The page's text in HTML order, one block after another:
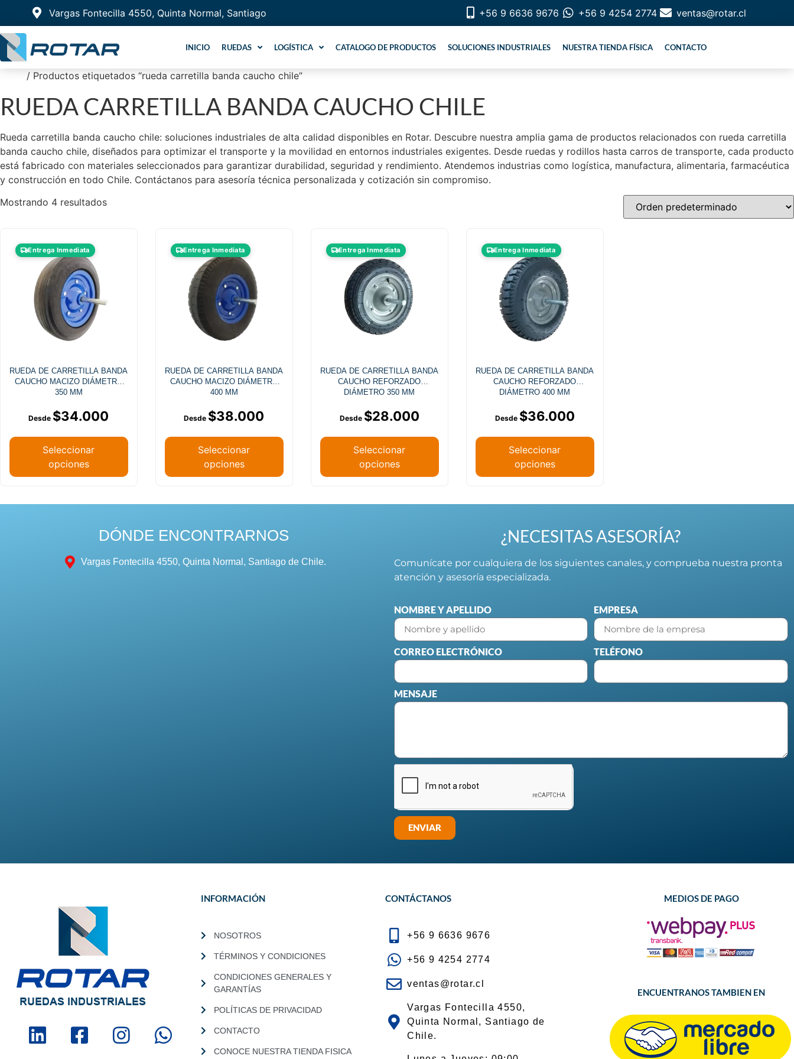
Vargas Fontecilla 4550, Quinta Normal, Santiago +56 9 6636 9676 +56 9 4254 2774 ventas@rotar.cl
INICIO RUEDAS LOGÍSTICA CATALOGO DE PRODUCTOS SOLUCIONES INDUSTRIALES NUESTRA TIENDA FÍSICA CONTACTO
/ Productos etiquetados “rueda carretilla banda caucho chile”
RUEDA CARRETILLA BANDA CAUCHO CHILE
Rueda carretilla banda caucho chile: soluciones industriales de alta calidad disponibles en Rotar. Descubre nuestra amplia gama de productos relacionados con rueda carretilla
banda caucho chile, diseñados para optimizar el transporte y la movilidad en entornos industriales exigentes. Desde ruedas y rodillos hasta carros de transporte, cada producto
está fabricado con materiales seleccionados para garantizar durabilidad, seguridad y rendimiento. Atendemos industrias como logística, manufactura, alimentaria, farmacéutica
y construcción en todo Chile. Contáctanos para asesoría técnica personalizada y cotización sin compromiso.
Mostrando 4 resultados
Entrega Inmediata
RUEDA DE CARRETILLA BANDA
CAUCHO MACIZO DIÁMETRO
350 MM
$34.000
Seleccionar
opciones
Entrega Inmediata
RUEDA DE CARRETILLA BANDA
CAUCHO MACIZO DIÁMETRO
400 MM
$38.000
Seleccionar
opciones
Entrega Inmediata
RUEDA DE CARRETILLA BANDA
CAUCHO REFORZADO
DIÁMETRO 350 MM
$28.000
Seleccionar
opciones
Entrega Inmediata
RUEDA DE CARRETILLA BANDA
CAUCHO REFORZADO
DIÁMETRO 400 MM
$36.000
Seleccionar
opciones
DÓNDE ENCONTRARNOS
Vargas Fontecilla 4550, Quinta Normal, Santiago de Chile.
¿NECESITAS ASESORÍA?
Comunícate por cualquiera de los siguientes canales, y comprueba nuestra pronta
atención y asesoría especializada.
NOMBRE Y APELLIDO EMPRESA
CORREO ELECTRÓNICO TELÉFONO
MENSAJE
ENVIAR
INFORMACIÓN
NOSOTROS
TÉRMINOS Y CONDICIONES
CONDICIONES GENERALES Y
GARANTÍAS
POLÍTICAS DE PRIVACIDAD
CONTACTO
CONOCE NUESTRA TIENDA FISICA
CONTÁCTANOS
+56 9 6636 9676
+56 9 4254 2774
ventas@rotar.cl
Vargas Fontecilla 4550,
Quinta Normal, Santiago de
Chile.
MEDIOS DE PAGO
ENCUENTRANOS TAMBIEN EN